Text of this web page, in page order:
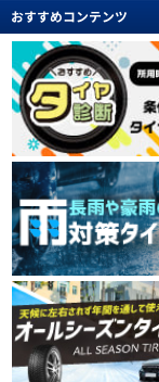
おすすめコンテンツ